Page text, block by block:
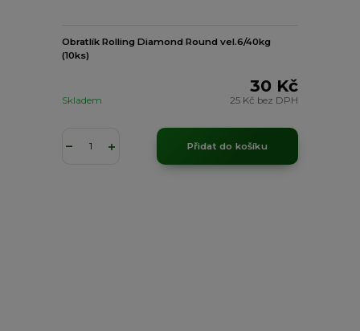
Obratlík Rolling Diamond Round vel.6/40kg
(10ks)
30 Kč
25 Kč bez DPH
Skladem
Přidat do košíku